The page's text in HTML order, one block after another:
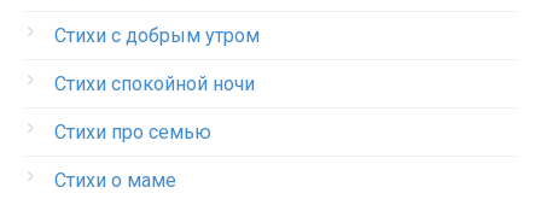
Стихи с добрым утром
Стихи спокойной ночи
Стихи про семью
Стихи о маме